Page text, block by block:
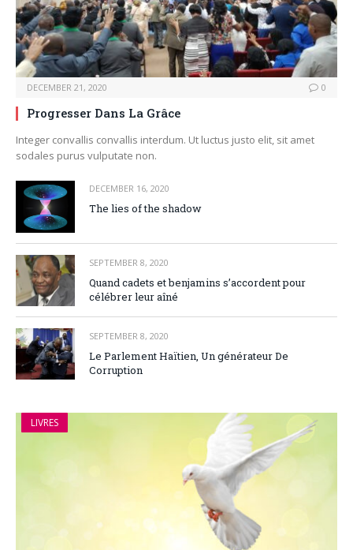
DECEMBER 21, 2020 0
Progresser Dans La Grâce
Integer convallis convallis interdum. Ut luctus justo elit, sit amet
sodales purus vulputate non.
DECEMBER 16, 2020
The lies of the shadow
SEPTEMBER 8, 2020
Quand cadets et benjamins s’accordent pour
célébrer leur aîné
SEPTEMBER 8, 2020
Le Parlement Haïtien, Un générateur De
Corruption
LIVRES